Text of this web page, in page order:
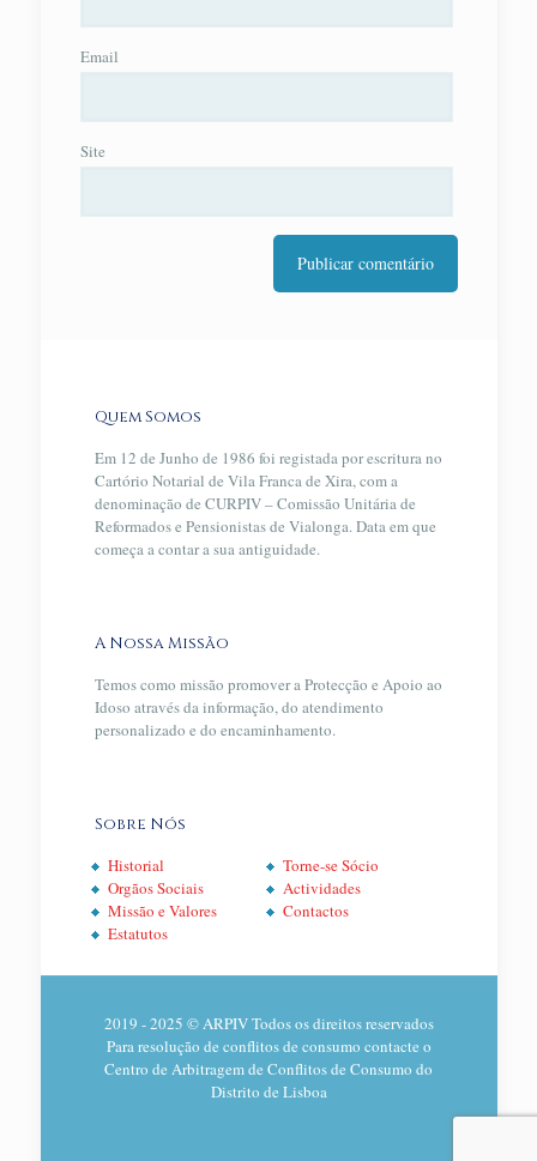
Email
Site
Quem Somos
Em 12 de Junho de 1986 foi registada por escritura no
Cartório Notarial de Vila Franca de Xira, com a
denominação de CURPIV – Comissão Unitária de
Reformados e Pensionistas de Vialonga. Data em que
começa a contar a sua antiguidade.
A Nossa Missão
Temos como missão promover a Protecção e Apoio ao
Idoso através da informação, do atendimento
personalizado e do encaminhamento.
Sobre Nós
Historial
Orgãos Sociais
Missão e Valores
Estatutos
Torne-se Sócio
Actividades
Contactos
2019 - 2025 © ARPIV Todos os direitos reservados
Para resolução de conflitos de consumo contacte o
Centro de Arbitragem de Conflitos de Consumo do
Distrito de Lisboa